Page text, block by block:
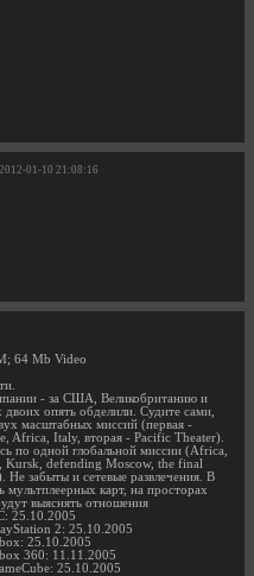
2012-01-10 21:08:16
64 Mb Video
- за США, Великобританию и
опять обделили. Судите сами,
масштабных миссий (первая -
Africa, Italy, вторая - Pacific Theater).
по одной глобальной миссии (Africa,
defending Moscow, the final
Не забыты и сетевые развлечения. В
мультплеерных карт, на просторах
выяснять отношения
25.10.2005
2: 25.10.2005
25.10.2005
360: 11.11.2005
25.10.2005